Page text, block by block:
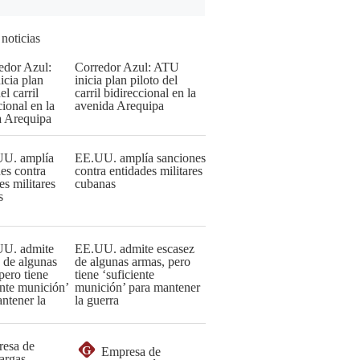
Corredor Azul: ATU
inicia plan piloto del
carril bidireccional en la
avenida Arequipa
EE.UU. amplía sanciones
contra entidades militares
cubanas
EE.UU. admite escasez
de algunas armas, pero
tiene ‘suficiente
munición’ para mantener
la guerra
G
Empresa de